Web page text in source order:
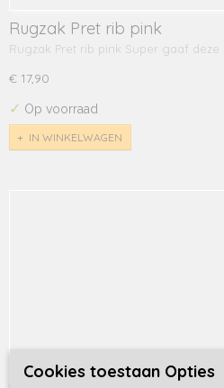
Rugzak Pret rib pink
Rugzak Pret rib pink Super gaaf deze
€ 17,90
✓ Op voorraad
IN WINKELWAGEN
Cookies toestaan Opties